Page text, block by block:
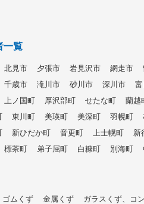
一覧
北見市 夕張市 岩見沢市 網走市
千歳市 滝川市 砂川市 深川市
上ノ国町 厚沢部町 せたな町 蘭越
東川町 美瑛町 美深町 羽幌町
新ひだか町 音更町 上士幌町 新
標茶町 弟子屈町 白糠町 別海町
ゴムくず 金属くず
ガラスくず、コ